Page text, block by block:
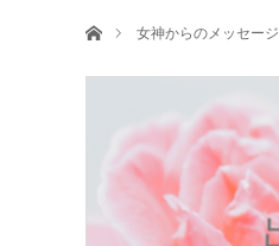
ホーム女神からのメッセージ